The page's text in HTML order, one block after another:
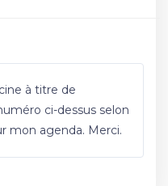
à titre de
ci-dessus selon
mon agenda. Merci.